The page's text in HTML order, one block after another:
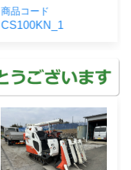
商品コード
CS100KN_1